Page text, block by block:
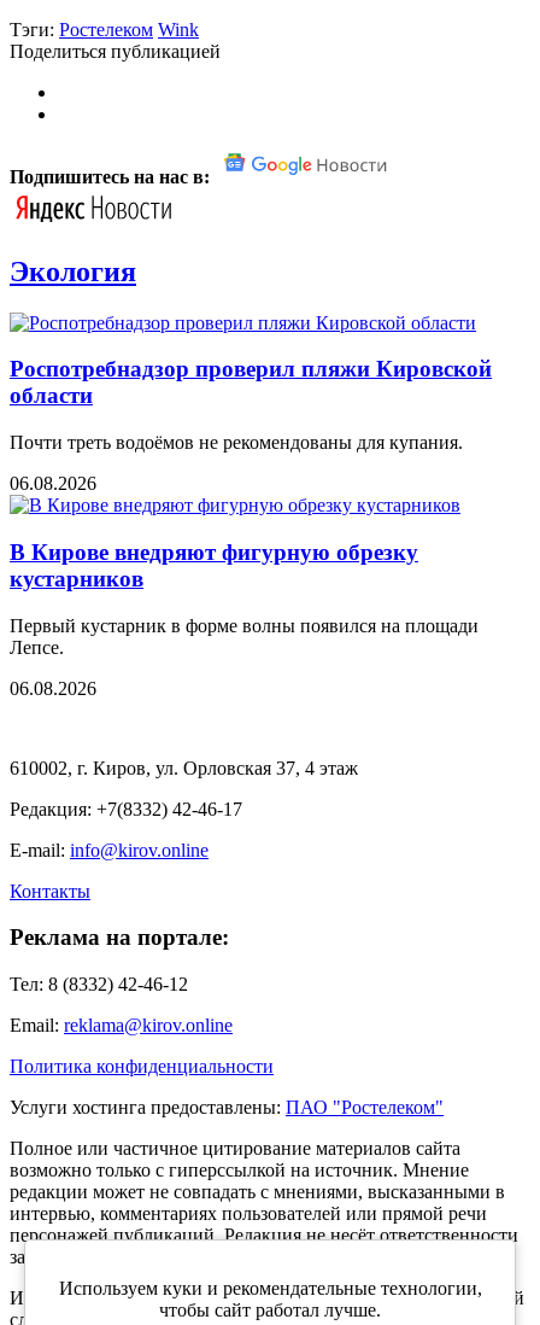
Тэги: Ростелеком Wink
Поделиться публикацией
Подпишитесь на нас в:
Экология
Роспотребнадзор проверил пляжи Кировской
области
Почти треть водоёмов не рекомендованы для купания.
06.08.2026
В Кирове внедряют фигурную обрезку
кустарников
Первый кустарник в форме волны появился на площади
Лепсе.
06.08.2026
610002, г. Киров, ул. Орловская 37, 4 этаж
Редакция: +7(8332) 42-46-17
E-mail: info@kirov.online
Контакты
Реклама на портале:
Тел: 8 (8332) 42-46-12
Email: reklama@kirov.online
Политика конфиденциальности
Услуги хостинга предоставлены: ПАО "Ростелеком"
Полное или частичное цитирование материалов сайта
возможно только с гиперссылкой на источник. Мнение
редакции может не совпадать с мнениями, высказанными в
интервью, комментариях пользователей или прямой речи
персонажей публикаций. Редакция не несёт ответственности
за текст комментариев читателей.
Интернет-портал Kirov.online зарегистрирован в Федеральной
службе по надзору в сфере связи, информационных
Используем куки и рекомендательные технологии,
чтобы сайт работал лучше.